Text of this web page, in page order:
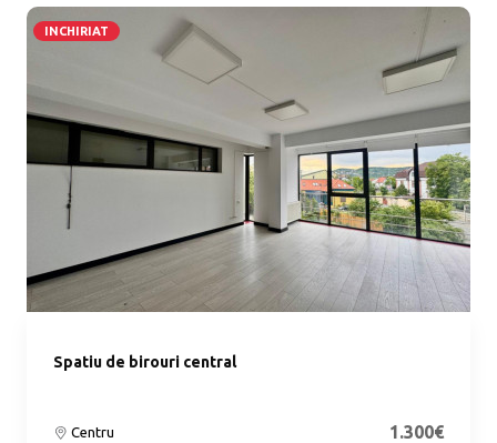
INCHIRIAT
Spatiu de birouri central
Centru 1.300€